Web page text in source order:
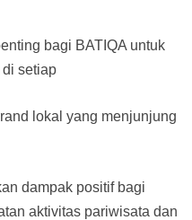
bagi BATIQA untuk
setiap
lokal yang menjunjung
dampak positif bagi
aktivitas pariwisata dan